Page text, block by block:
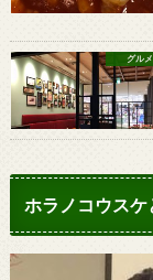
グルメ
ホラノコウスケ